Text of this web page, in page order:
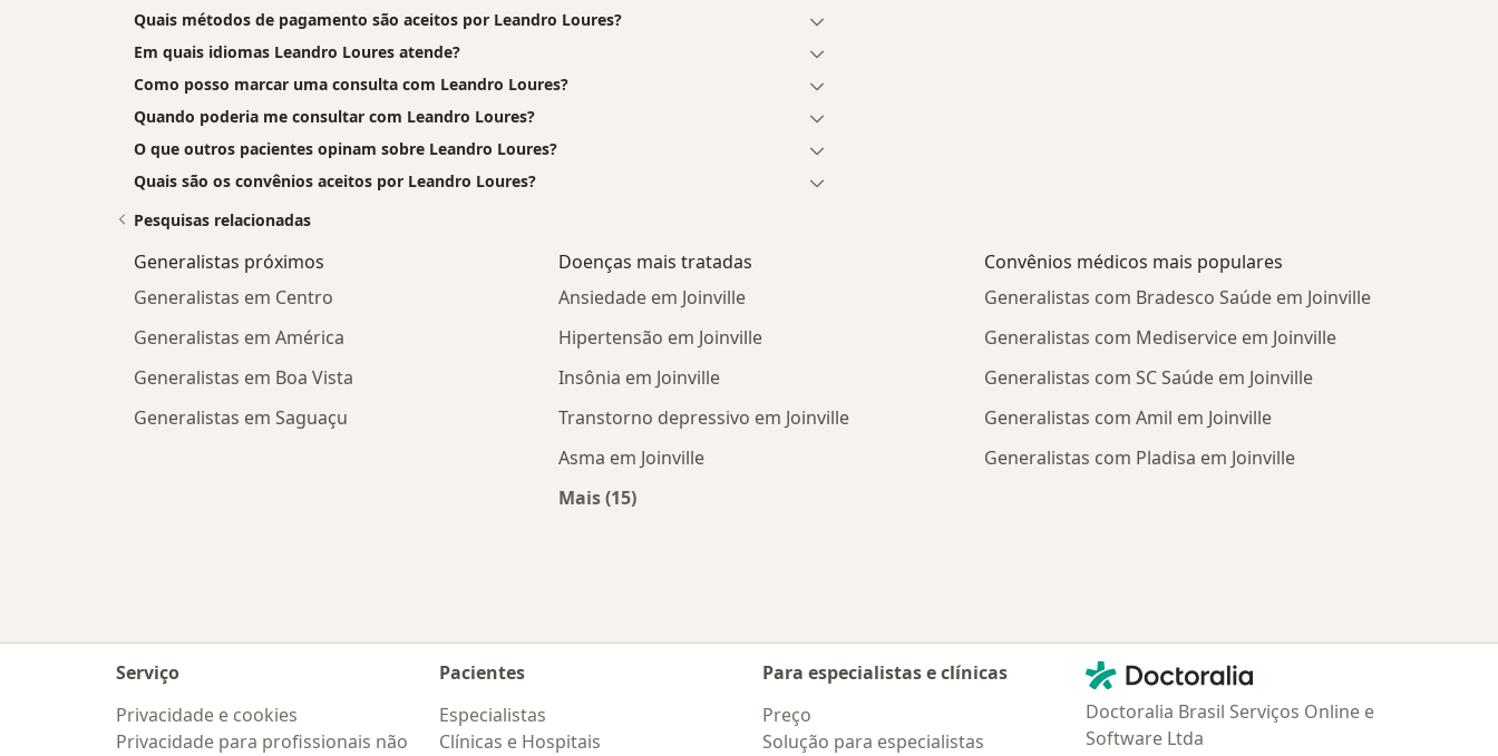
Quais métodos de pagamento são aceitos por Leandro Loures?
Em quais idiomas Leandro Loures atende?
Como posso marcar uma consulta com Leandro Loures?
Quando poderia me consultar com Leandro Loures?
O que outros pacientes opinam sobre Leandro Loures?
Quais são os convênios aceitos por Leandro Loures?
Pesquisas relacionadas
Generalistas próximos
Generalistas em Centro
Generalistas em América
Generalistas em Boa Vista
Generalistas em Saguaçu
Doenças mais tratadas
Ansiedade em Joinville
Hipertensão em Joinville
Insônia em Joinville
Transtorno depressivo em Joinville
Asma em Joinville
Mais (15)
Convênios médicos mais populares
Generalistas com Bradesco Saúde em Joinville
Generalistas com Mediservice em Joinville
Generalistas com SC Saúde em Joinville
Generalistas com Amil em Joinville
Generalistas com Pladisa em Joinville
Serviço
Privacidade e cookies
Privacidade para profissionais não
Pacientes
Especialistas
Clínicas e Hospitais
Para especialistas e clínicas
Preço
Solução para especialistas
Contato
Doctoralia - Homepage
Doctoralia Brasil Serviços Online e
Software Ltda